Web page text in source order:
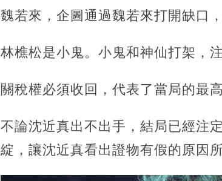
魏若來，企圖通過魏若來打開缺口
林樵松是小鬼。小鬼和神仙打架，
關稅權必須收回，代表了當局的最高
不論沈近真出不出手，結局已經注
綻，讓沈近真看出證物有假的原因所